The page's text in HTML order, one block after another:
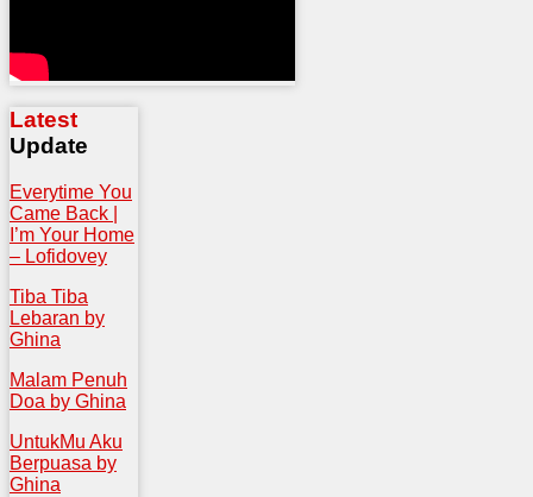
Latest
Update
Everytime You
Came Back |
I’m Your Home
– Lofidovey
Tiba Tiba
Lebaran by
Ghina
Malam Penuh
Doa by Ghina
UntukMu Aku
Berpuasa by
Ghina